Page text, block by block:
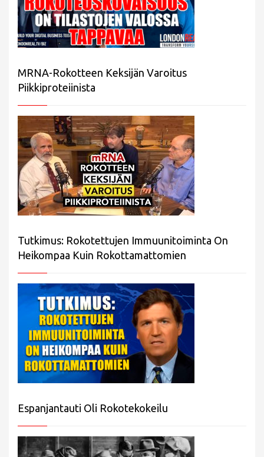
MRNA-Rokotteen Keksijän Varoitus
Piikkiproteiinista
Tutkimus: Rokotettujen Immuunitoiminta On
Heikompaa Kuin Rokottamattomien
Espanjantauti Oli Rokotekokeilu